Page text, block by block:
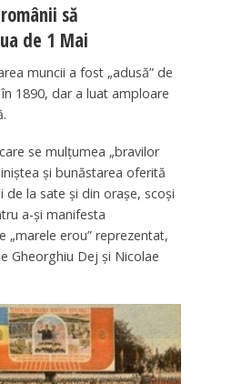
să
de 1 Mai
muncii a fost „adusă” de
1890, dar a luat amploare
se mulţumea „bravilor
şi bunăstarea oferită
de la sate şi din oraşe, scoşi
a-şi manifesta
„marele erou” reprezentat,
Gheorghiu Dej şi Nicolae